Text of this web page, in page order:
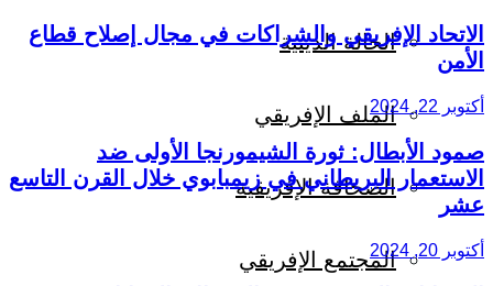
الحالة الدينية
الملف الإفريقي
الصحافة الإفريقية
المجتمع الإفريقي
الاتحاد الإفريقي والشراكات في مجال إصلاح قطاع
الأمن
أكتوبر 22, 2024
صمود الأبطال: ثورة الشيمورنجا الأولى ضد
الاستعمار البريطاني في زيمبابوي خلال القرن التاسع
عشر
أكتوبر 20, 2024